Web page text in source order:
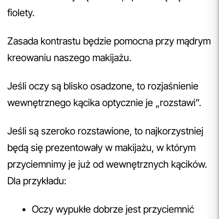
fiolety.
Zasada kontrastu będzie pomocna przy mądrym
kreowaniu naszego makijażu.
Jeśli oczy są blisko osadzone, to rozjaśnienie
wewnętrznego kącika optycznie je „rozstawi”.
Jeśli są szeroko rozstawione, to najkorzystniej
będą się prezentowały w makijażu, w którym
przyciemnimy je już od wewnętrznych kącików.
Dla przykładu:
Oczy wypukłe dobrze jest przyciemnić